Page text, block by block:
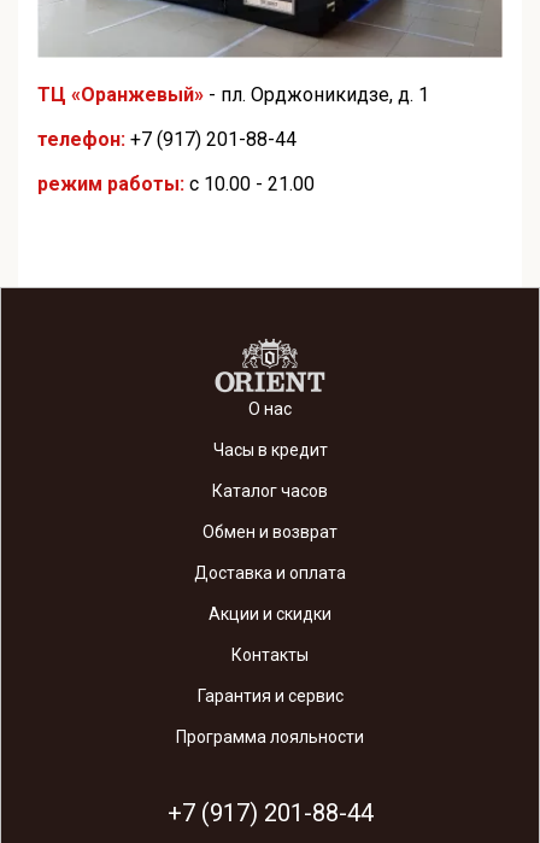
ТЦ «Оранжевый» - пл. Орджоникидзе, д. 1
телефон: +7 (917) 201-88-44
режим работы: с 10.00 - 21.00
О нас
Часы в кредит
Каталог часов
Обмен и возврат
Доставка и оплата
Акции и скидки
Контакты
Гарантия и сервис
Программа лояльности
+7 (917) 201-88-44